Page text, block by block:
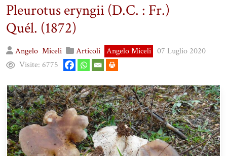
Pleurotus eryngii (D.C. : Fr.)
Quél. (1872)
Angelo Miceli Articoli Angelo Miceli 07 Luglio 2020
Visite: 6775